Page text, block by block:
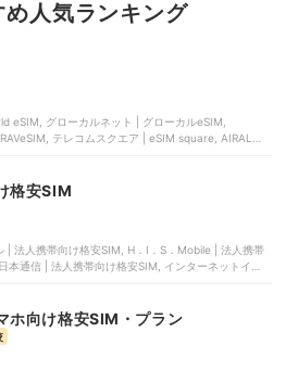
人気ランキング
eSIM, グローカルネット | グローカルeSIM,
テレコムスクエア | eSIM square, AIRALO |
格安SIM
| 法人携帯向け格安SIM, H．I．S．Mobile | 法人携帯
本通信 | 法人携帯向け格安SIM, インターネットイニ
ホ向け格安SIM・プラン